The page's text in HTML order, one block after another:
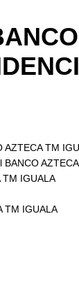
TM
AZTECA
TM IGUALA
TM IGUALA